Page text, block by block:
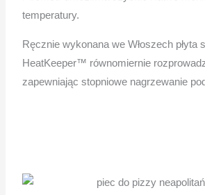
temperatury.
Ręcznie wykonana we Włoszech płyta
HeatKeeper™ równomiernie
zapewniając stopniowe nagrzewanie